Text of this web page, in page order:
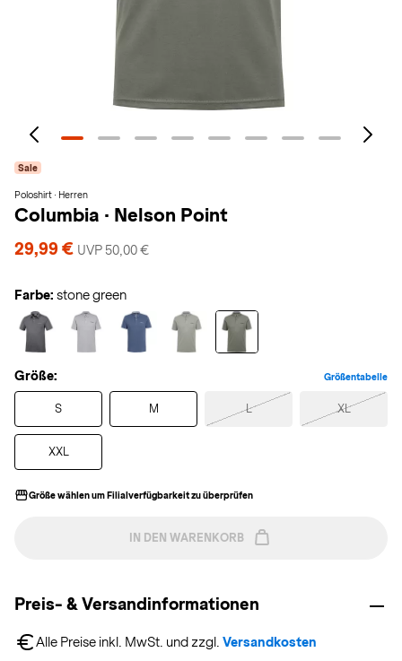
Sale
Poloshirt · Herren
Columbia · Nelson Point
29,99 € UVP 50,00 €
Farbe: stone green
Größe: Größentabelle
S M L XL
XXL
Größe wählen um Filialverfügbarkeit zu überprüfen
IN DEN WARENKORB
Preis- & Versandinformationen
Alle Preise inkl. MwSt. und zzgl. Versandkosten